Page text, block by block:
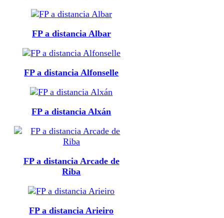
FP a distancia Albar
FP a distancia Alfonselle
FP a distancia Alxán
FP a distancia Arcade de
Riba
FP a distancia Arieiro